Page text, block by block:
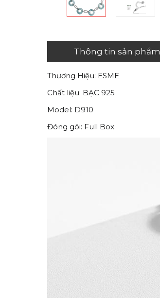
Thông tin sản phẩm
Thương Hiệu: ESME
Chất liệu: BẠC 925
Model: D910
Đóng gói: Full Box